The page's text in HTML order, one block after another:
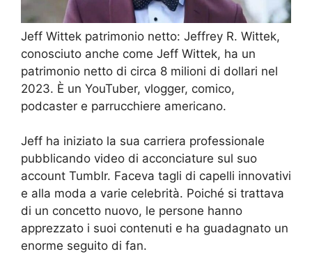
Jeff Wittek patrimonio netto: Jeffrey R. Wittek,
conosciuto anche come Jeff Wittek, ha un
patrimonio netto di circa 8 milioni di dollari nel
2023. È un YouTuber, vlogger, comico,
podcaster e parrucchiere americano.
Jeff ha iniziato la sua carriera professionale
pubblicando video di acconciature sul suo
account Tumblr. Faceva tagli di capelli innovativi
e alla moda a varie celebrità. Poiché si trattava
di un concetto nuovo, le persone hanno
apprezzato i suoi contenuti e ha guadagnato un
enorme seguito di fan.